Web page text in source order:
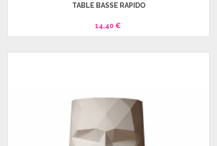
TABLE BASSE RAPIDO
14,40 €